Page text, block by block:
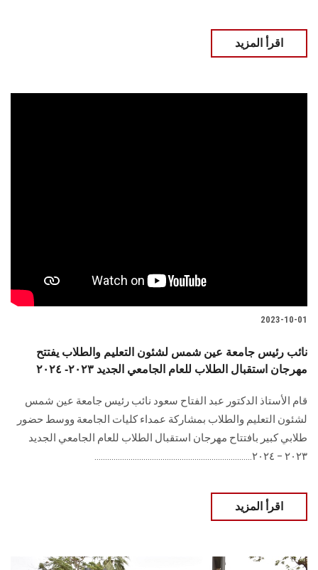
اقرأ المزيد
2023-10-01
نائب رئيس جامعة عين شمس لشئون التعليم والطلاب يفتتح
مهرجان استقبال الطلاب للعام الجامعي الجديد ٢٠٢٣- ٢٠٢٤
قام الأستاذ الدكتور عبد الفتاح سعود نائب رئيس جامعة عين شمس
لشئون التعليم والطلاب بمشاركة عمداء كليات الجامعة ووسط حضور
طلابي كبير بافتتاح مهرجان استقبال الطلاب للعام الجامعي الجديد
٢٠٢٣ – ٢٠٢٤..........................................................................
اقرأ المزيد